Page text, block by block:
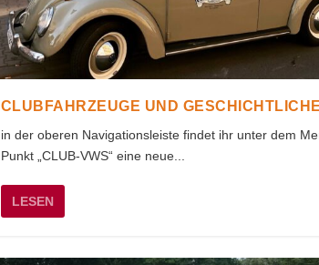
CLUBFAHRZEUGE UND
in der oberen Navigationsleiste findet ihr unter dem
Punkt „CLUB-VWS“ eine neue...
LESEN